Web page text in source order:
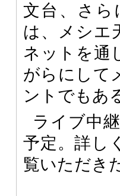
文台、さら
は、メシエ
ネットを通
がらにして
ントでもあ
ライブ中
予定。詳し
覧いただき